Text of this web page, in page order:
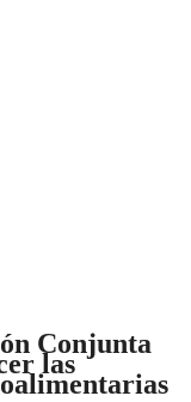
Conjunta
las